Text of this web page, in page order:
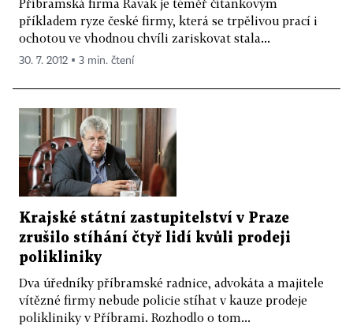
Příbramská firma Ravak je téměř čítankovým
příkladem ryze české firmy, která se trpělivou prací i
ochotou ve vhodnou chvíli zariskovat stala...
30. 7. 2012 ▪ 3 min. čtení
Krajské státní zastupitelství v Praze
zrušilo stíhání čtyř lidí kvůli prodeji
polikliniky
Dva úředníky příbramské radnice, advokáta a majitele
vítězné firmy nebude policie stíhat v kauze prodeje
polikliniky v Příbrami. Rozhodlo o tom...